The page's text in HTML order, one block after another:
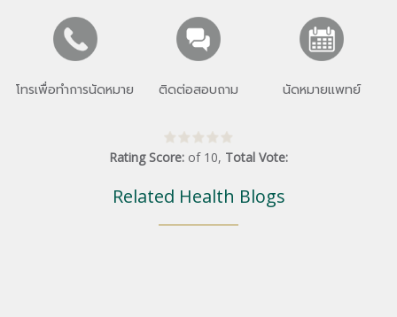
โทรเพื่อทำการนัดหมาย ติดต่อสอบถาม นัดหมายแพทย์
Rating Score: of 10, Total Vote:
Related Health Blogs